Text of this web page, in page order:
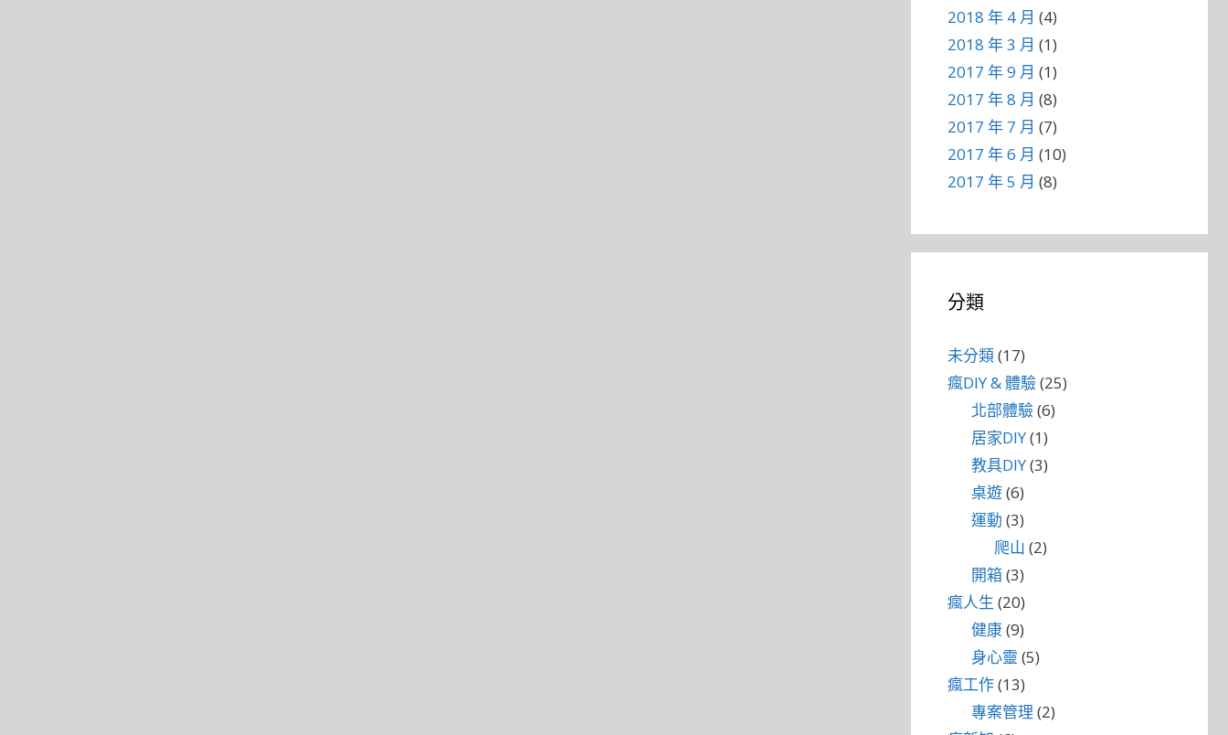
2018 年 4 月 (4)
2018 年 3 月 (1)
2017 年 9 月 (1)
2017 年 8 月 (8)
2017 年 7 月 (7)
2017 年 6 月 (10)
2017 年 5 月 (8)
分類
未分類(17)
瘋DIY & 體驗(25)
北部體驗(6)
居家DIY(1)
教具DIY(3)
桌遊(6)
運動 (3)
爬山 (2)
開箱(3)
瘋人生 (20)
健康(9)
身心靈 (5)
瘋工作(13)
專案管理 (2)